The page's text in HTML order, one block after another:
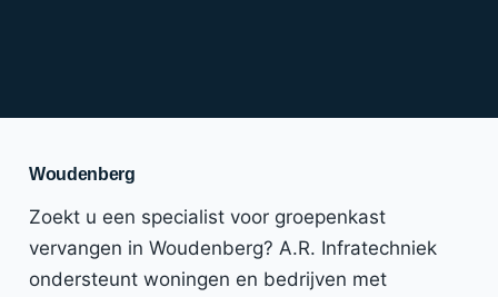
Woudenberg
Zoekt u een specialist voor groepenkast
vervangen in Woudenberg? A.R. Infratechniek
ondersteunt woningen en bedrijven met